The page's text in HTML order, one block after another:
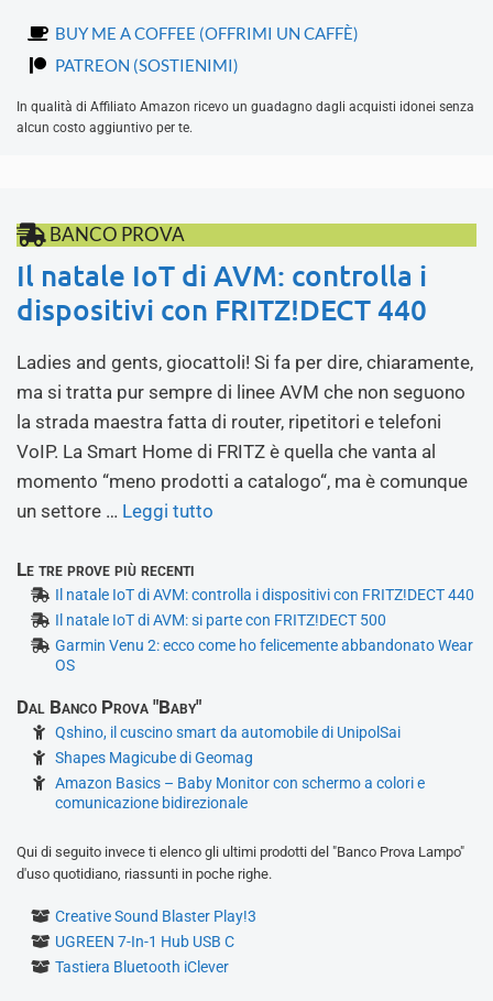
BUY ME A COFFEE (OFFRIMI UN CAFFÈ)
PATREON (SOSTIENIMI)
In qualità di Affiliato Amazon ricevo un guadagno dagli acquisti idonei senza
alcun costo aggiuntivo per te.
BANCO PROVA
Il natale IoT di AVM: controlla i
dispositivi con FRITZ!DECT 440
Ladies and gents, giocattoli! Si fa per dire, chiaramente,
ma si tratta pur sempre di linee AVM che non seguono
la strada maestra fatta di router, ripetitori e telefoni
VoIP. La Smart Home di FRITZ è quella che vanta al
momento “meno prodotti a catalogo“, ma è comunque
un settore … Leggi tutto
Le tre prove più recenti
Il natale IoT di AVM: controlla i dispositivi con FRITZ!DECT 440
Il natale IoT di AVM: si parte con FRITZ!DECT 500
Garmin Venu 2: ecco come ho felicemente abbandonato Wear
OS
Dal Banco Prova "Baby"
Qshino, il cuscino smart da automobile di UnipolSai
Shapes Magicube di Geomag
Amazon Basics – Baby Monitor con schermo a colori e
comunicazione bidirezionale
Qui di seguito invece ti elenco gli ultimi prodotti del "Banco Prova Lampo"
d'uso quotidiano, riassunti in poche righe.
Creative Sound Blaster Play!3
UGREEN 7-In-1 Hub USB C
Tastiera Bluetooth iClever